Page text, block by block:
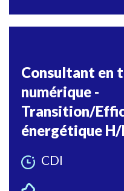
Consultant en
numérique -
Transition/
énergétique H/
CDI